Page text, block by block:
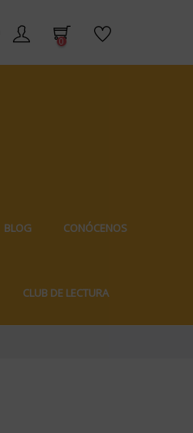
en pedidos de +59€ | Envíos
0
BLOG CONÓCENOS
CLUB DE LECTURA